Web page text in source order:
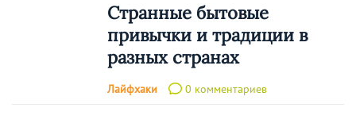
Странные бытовые
привычки и традиции в
разных странах
Лайфхаки 0 комментариев